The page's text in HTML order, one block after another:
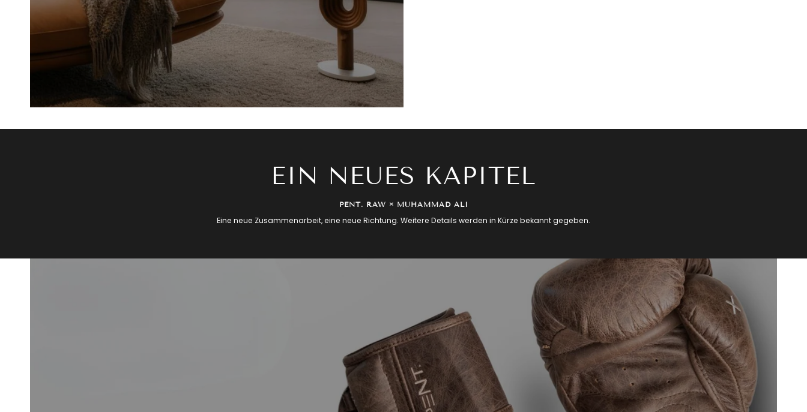
EIN NEUES KAPITEL
PENT. RAW × MUHAMMAD ALI
Eine neue Zusammenarbeit, eine neue Richtung. Weitere Details werden in Kürze bekannt gegeben.